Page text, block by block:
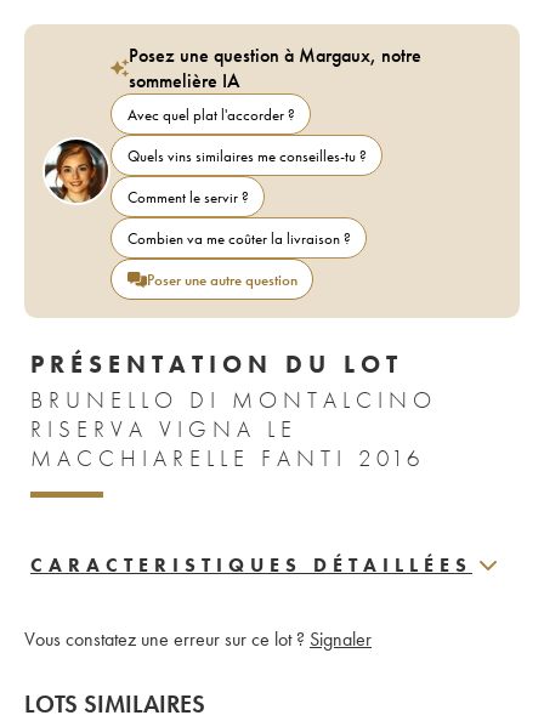
Posez une question à Margaux, notre
sommelière IA
Avec quel plat l'accorder ?
Quels vins similaires me conseilles-tu ?
Comment le servir ?
Combien va me coûter la livraison ?
Poser une autre question
PRÉSENTATION DU LOT
BRUNELLO DI MONTALCINO
RISERVA VIGNA LE
MACCHIARELLE FANTI 2016
CARACTERISTIQUES DÉTAILLÉES
Vous constatez une erreur sur ce lot ? Signaler
LOTS SIMILAIRES